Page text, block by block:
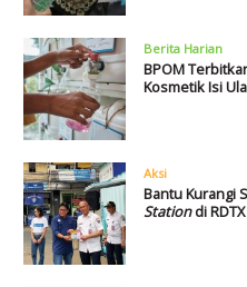
Berita Harian
BPOM
Kosmetik Isi
Aksi
Bantu Kurangi
Stationdi